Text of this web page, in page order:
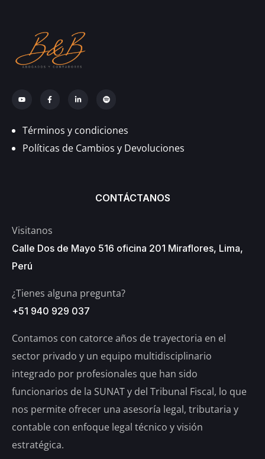
Términos y condiciones
Políticas de Cambios y Devoluciones
CONTÁCTANOS
Visitanos
Calle Dos de Mayo 516 oficina 201 Miraflores, Lima,
Perú
¿Tienes alguna pregunta?
+51 940 929 037
Contamos con catorce años de trayectoria en el
sector privado y un equipo multidisciplinario
integrado por profesionales que han sido
funcionarios de la SUNAT y del Tribunal Fiscal, lo que
nos permite ofrecer una asesoría legal, tributaria y
contable con enfoque legal técnico y visión
estratégica.